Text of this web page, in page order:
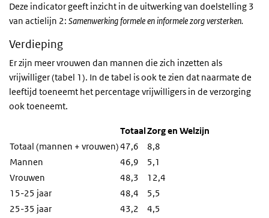
Deze indicator geeft inzicht in de uitwerking van doelstelling 3
van actielijn 2: Samenwerking formele en informele zorg versterken.
Verdieping
Er zijn meer vrouwen dan mannen die zich inzetten als
vrijwilliger (tabel 1). In de tabel is ook te zien dat naarmate de
leeftijd toeneemt het percentage vrijwilligers in de verzorging
ook toeneemt.
TotaalZorg en Welzijn
Totaal (mannen + vrouwen)47,6
8,8
Mannen
46,9
5,1
Vrouwen
48,3
12,4
15-25 jaar
48,4
5,5
25-35 jaar
43,2
4,5